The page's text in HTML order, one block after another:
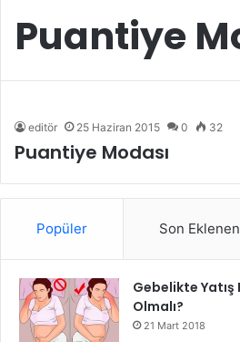
Puantiye
editör 25 Haziran 2015 0 32
Puantiye Modası
Popüler Son Eklenen
Gebelikte Yatış
Olmalı?
21 Mart 2018